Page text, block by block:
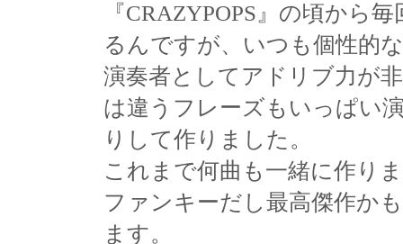
『CRAZYPOPS』の頃から
るんですが、いつも個性的
演奏者としてアドリブ力が
は違うフレーズもいっぱい
りして作りました。
これまで何曲も一緒に作り
ファンキーだし最高傑作か
ます。